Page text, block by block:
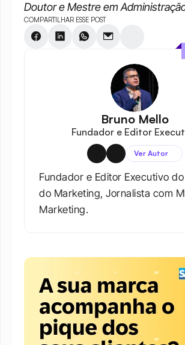
Doutor e Mestre em
COMPARTILHAR ESSE POST
Bruno Mello
Fundador e Editor
Ver Autor
Fundador e Editor Executivo
do Marketing, Jornalista com
Marketing.